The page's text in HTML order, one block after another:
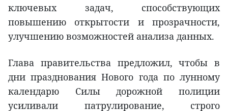
ключевых задач, способствующих
повышению открытости и прозрачности,
улучшению возможностей анализа данных.
Глава правительства предложил, чтобы в
дни празднования Нового года по лунному
календарю Силы дорожной полиции
усиливали патрулирование, строго